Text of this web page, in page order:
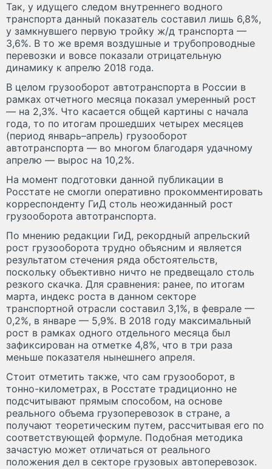
Так, у идущего следом внутреннего водного
транспорта данный показатель составил лишь 6,8%,
у замкнувшего первую тройку ж/д транспорта —
3,6%. В то же время воздушные и трубопроводные
перевозки и вовсе показали отрицательную
динамику к апрелю 2018 года.
В целом грузооборот автотранспорта в России в
рамках отчетного месяца показал умеренный рост
— на 2,3%. Что касается общей картины с начала
года, то по итогам прошедших четырех месяцев
(период январь–апрель) грузооборот
автотранспорта — во многом благодаря удачному
апрелю — вырос на 10,2%.
На момент подготовки данной публикации в
Росстате не смогли оперативно прокомментировать
корреспонденту ГиД столь неожиданный рост
грузооборота автотранспорта.
По мнению редакции ГиД, рекордный апрельский
рост грузооборота трудно объясним и является
результатом стечения ряда обстоятельств,
поскольку объективно ничто не предвещало столь
резкого скачка. Для сравнения: ранее, по итогам
марта, индекс роста в данном секторе
транспортной отрасли составил 3,1%, в феврале —
0,2%, в январе — 5,9%. В 2018 году максимальный
рост в рамках одного отдельного месяца был
зафиксирован на отметке 4,8%, что в три раза
меньше показателя нынешнего апреля.
Стоит отметить также, что сам грузооборот, в
тонно-километрах, в Росстате традиционно не
подсчитывают прямым способом, на основе
реального объема грузоперевозок в стране, а
получают теоретическим путем, рассчитывая его по
соответствующей формуле. Подобная методика
зачастую может отличаться от реального
положения дел в секторе грузовых автоперевозок.